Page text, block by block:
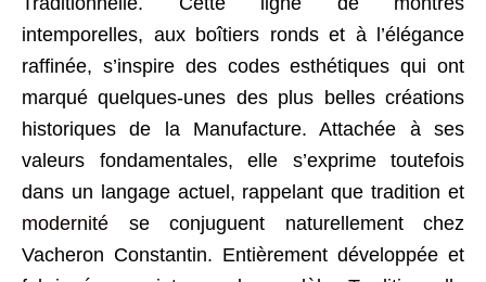
intemporelles, aux boîtiers ronds et à l’élégance
raffinée, s’inspire des codes esthétiques qui ont
marqué quelques-unes des plus belles créations
historiques de la Manufacture. Attachée à ses
valeurs fondamentales, elle s’exprime toutefois
dans un langage actuel, rappelant que tradition et
modernité se conjuguent naturellement chez
Vacheron Constantin. Entièrement développée et